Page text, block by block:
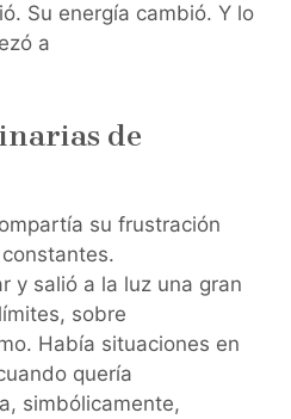
Su energía cambió. Y lo
a
de
su frustración
y salió a la luz una gran
sobre
Había situaciones en
quería
simbólicamente,